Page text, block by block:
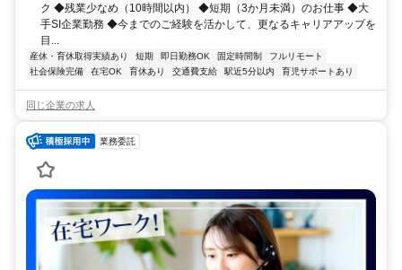
ク ◆残業少なめ（10時間以内） ◆短期（3か月未満）のお仕事 ◆大
手SI企業勤務 ◆今までのご経験を活かして、更なるキャリアアップを
目...
産休・育休取得実績あり 短期 即日勤務OK 固定時間制
フルリモート
社会保険完備
在宅OK 育休あり 交通費支給 駅近5分以内 育児サポートあり
同じ企業の求人
業務委託